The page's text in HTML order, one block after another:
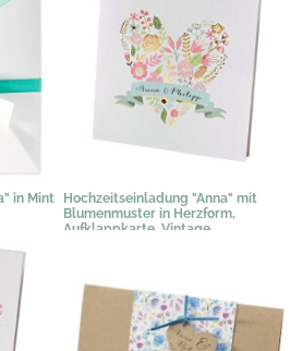
in Mint
Hochzeitseinladung "Anna" mit
Blumenmuster in Herzform,
Aufklappkarte, Vintage